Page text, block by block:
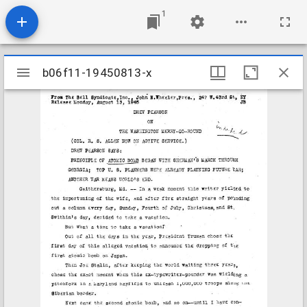
1
Mirador
viewer
b06f11-19450813-x
b06f11-19450813-x